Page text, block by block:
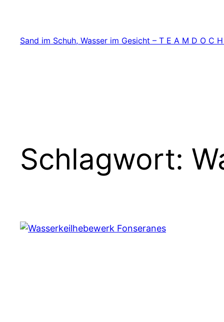
springen
Sand im Schuh, Wasser im Gesicht – T E A M D O C
Schlagwort: